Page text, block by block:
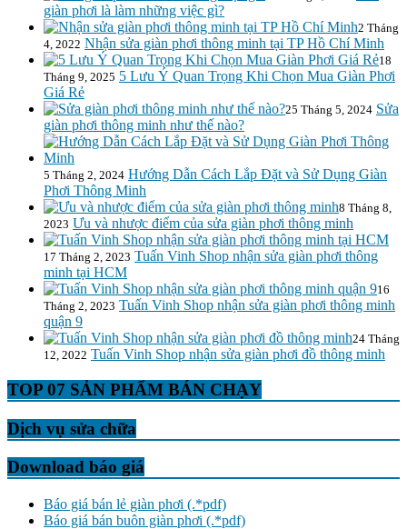
giàn phơi là làm những việc gì?
2 Tháng
4, 2022 Nhận sửa giàn phơi thông minh tại TP Hồ Chí Minh
18
Tháng 9, 2025 5 Lưu Ý Quan Trọng Khi Chọn Mua Giàn Phơi
Giá Rẻ
25 Tháng 5, 2024 Sửa
giàn phơi thông minh như thế nào?
5 Tháng 2, 2024 Hướng Dẫn Cách Lắp Đặt và Sử Dụng Giàn
Phơi Thông Minh
8 Tháng 8,
2023 Ưu và nhược điểm của sửa giàn phơi thông minh
17 Tháng 2, 2023 Tuấn Vinh Shop nhận sửa giàn phơi thông
minh tại HCM
16
Tháng 2, 2023 Tuấn Vinh Shop nhận sửa giàn phơi thông minh
quận 9
24 Tháng
12, 2022 Tuấn Vinh Shop nhận sửa giàn phơi đồ thông minh
TOP 07 SẢN PHẨM BÁN CHẠY
Dịch vụ sửa chữa
Download báo giá
Báo giá bán lẻ giàn phơi (.*pdf)
Báo giá bán buôn giàn phơi (.*pdf)